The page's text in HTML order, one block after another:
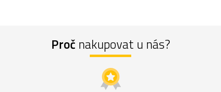
Proč nakupovat u nás?